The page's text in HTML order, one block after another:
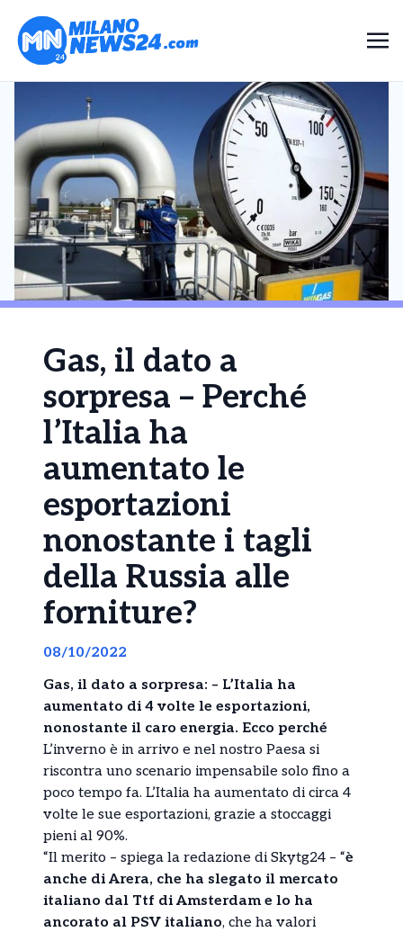
Gas, il dato a
sorpresa – Perché
l’Italia ha
aumentato le
esportazioni
nonostante i tagli
della Russia alle
forniture?
08/10/2022
Gas, il dato a sorpresa: – L’Italia ha
aumentato di 4 volte le esportazioni,
nonostante il caro energia. Ecco perché
L’inverno è in arrivo e nel nostro Paesa si
riscontra uno scenario impensabile solo fino a
poco tempo fa. L’Italia ha aumentato di circa 4
volte le sue esportazioni, grazie a stoccaggi
pieni al 90%.
“Il merito – spiega la redazione di Skytg24 – “è
anche di Arera, che ha slegato il mercato
italiano dal Ttf di Amsterdam e lo ha
ancorato al PSV italiano, che ha valori